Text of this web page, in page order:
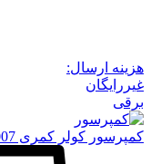
هزینه ارسال:
غیررایگان
برقی
کمپرسور کولر کمری 2007